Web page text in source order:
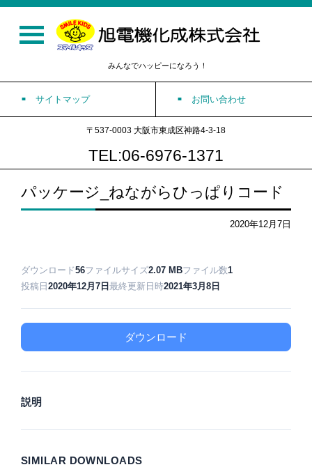
みんなでハッピーになろう！
サイトマップ お問い合わせ
〒537-0003 大阪市東成区神路4-3-18
TEL:06-6976-1371
パッケージ_ねながらひっぱりコード
2020年12月7日
ダウンロード56ファイルサイズ2.07 MBファイル数1
投稿日 2020年12月7日 最終更新日時2021年3月8日
ダウンロード
説明
SIMILAR DOWNLOADS